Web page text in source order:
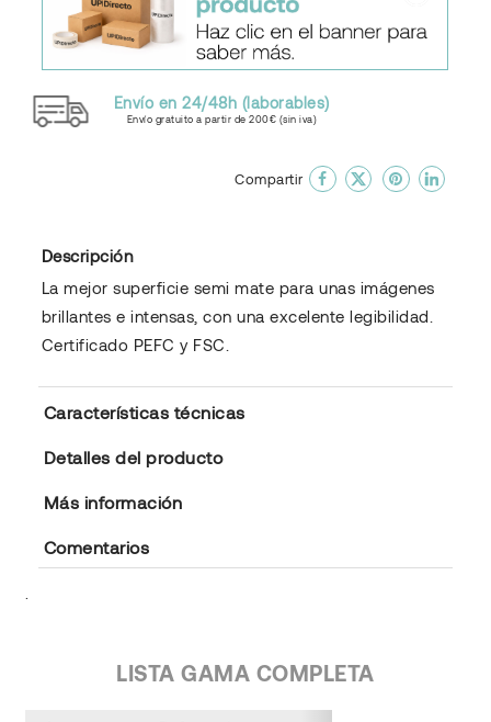
Envío en 24/48h (laborables)
Envío gratuito a partir de 200€ (sin iva)
Compartir
Descripción
La mejor superficie semi mate para unas imágenes
brillantes e intensas, con una excelente legibilidad.
Certificado PEFC y FSC.
Características técnicas
Detalles del producto
Más información
Comentarios
LISTA GAMA COMPLETA